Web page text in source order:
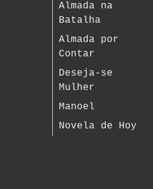
Almada na
Batalha
Almada por
Contar
Deseja-se
Mulher
Manoel
Novela de Hoy